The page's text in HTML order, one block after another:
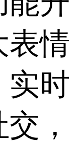
表情
实时
，